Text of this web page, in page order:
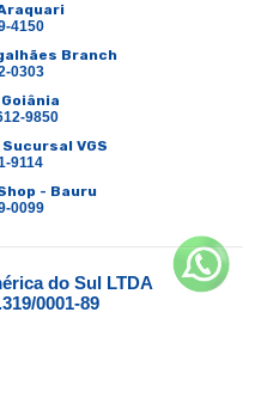
4150
Branch
0303
9850
VGS
9114
- Bauru
0099
do Sul LTDA
0001-89